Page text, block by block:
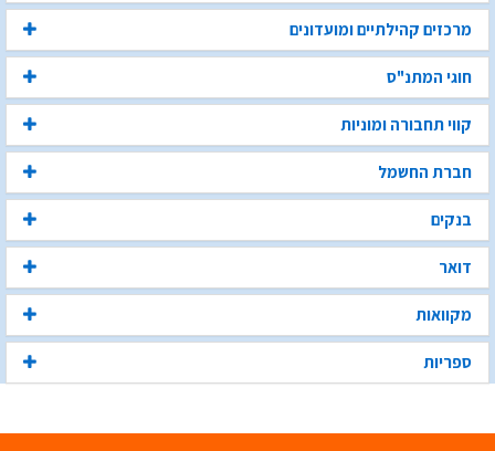
מרכזים קהילתיים ומועדונים
חוגי המתנ"ס
קווי תחבורה ומוניות
חברת החשמל
בנקים
דואר
מקוואות
ספריות